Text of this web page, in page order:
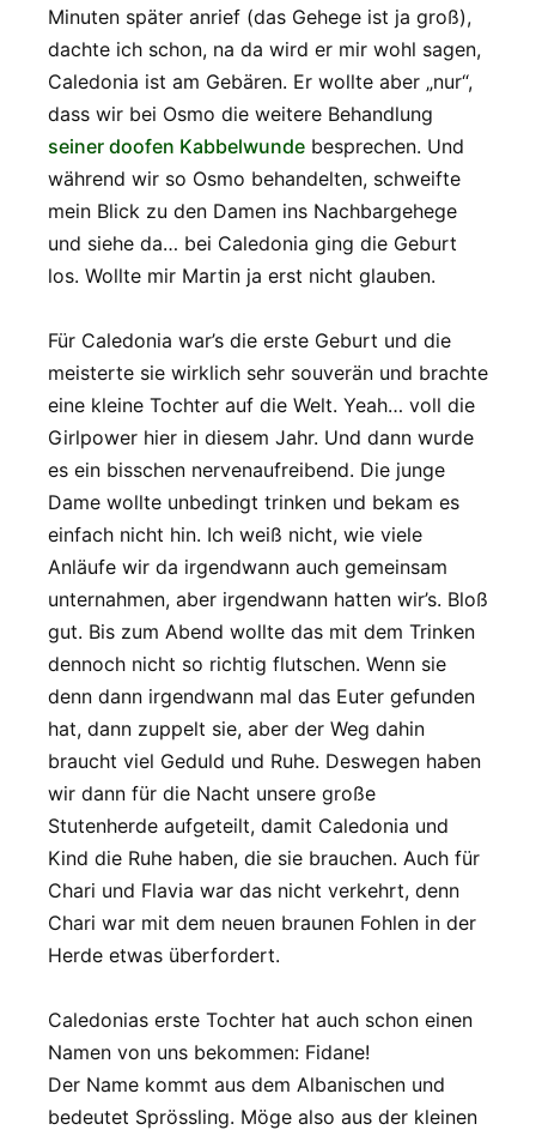
Minuten später anrief (das Gehege ist ja groß),
dachte ich schon, na da wird er mir wohl sagen,
Caledonia ist am Gebären. Er wollte aber „nur“,
dass wir bei Osmo die weitere Behandlung
seiner doofen Kabbelwunde besprechen. Und
während wir so Osmo behandelten, schweifte
mein Blick zu den Damen ins Nachbargehege
und siehe da… bei Caledonia ging die Geburt
los. Wollte mir Martin ja erst nicht glauben.
Für Caledonia war’s die erste Geburt und die
meisterte sie wirklich sehr souverän und brachte
eine kleine Tochter auf die Welt. Yeah… voll die
Girlpower hier in diesem Jahr. Und dann wurde
es ein bisschen nervenaufreibend. Die junge
Dame wollte unbedingt trinken und bekam es
einfach nicht hin. Ich weiß nicht, wie viele
Anläufe wir da irgendwann auch gemeinsam
unternahmen, aber irgendwann hatten wir’s. Bloß
gut. Bis zum Abend wollte das mit dem Trinken
dennoch nicht so richtig flutschen. Wenn sie
denn dann irgendwann mal das Euter gefunden
hat, dann zuppelt sie, aber der Weg dahin
braucht viel Geduld und Ruhe. Deswegen haben
wir dann für die Nacht unsere große
Stutenherde aufgeteilt, damit Caledonia und
Kind die Ruhe haben, die sie brauchen. Auch für
Chari und Flavia war das nicht verkehrt, denn
Chari war mit dem neuen braunen Fohlen in der
Herde etwas überfordert.
Caledonias erste Tochter hat auch schon einen
Namen von uns bekommen: Fidane!
Der Name kommt aus dem Albanischen und
bedeutet Sprössling. Möge also aus der kleinen